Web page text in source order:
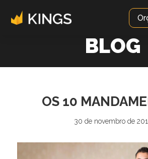
BLOG
OS 10
30 de novembro de